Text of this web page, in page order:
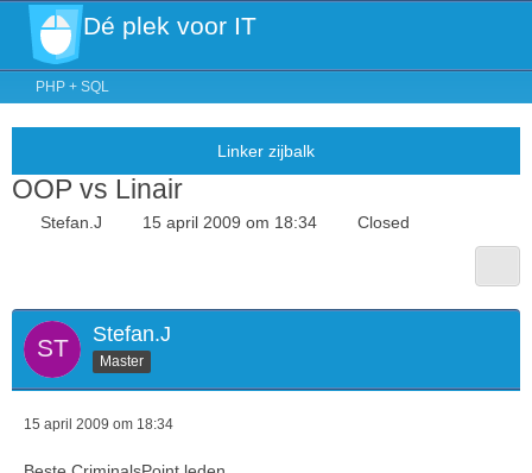
Dé plek voor IT
PHP + SQL
OOP vs Linair
Stefan.J 15 april 2009 om 18:34 Closed
Stefan.J
Master
15 april 2009 om 18:34